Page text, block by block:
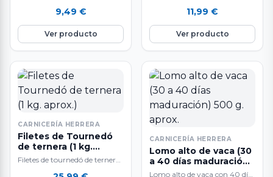
aproximadamente. El…
9,49 €
Ver producto
aproximadamente. Carne
muy…
11,99 €
Ver producto
CARNICERÍA HERRERA
Filetes de Tournedó
de ternera (1 kg.
aprox.)
Filetes de tournedó de ternera
CARNICERÍA HERRERA
Lomo alto de vaca (30
a 40 días maduración)
500 g. aprox.
Lomo alto de vaca con 40 días